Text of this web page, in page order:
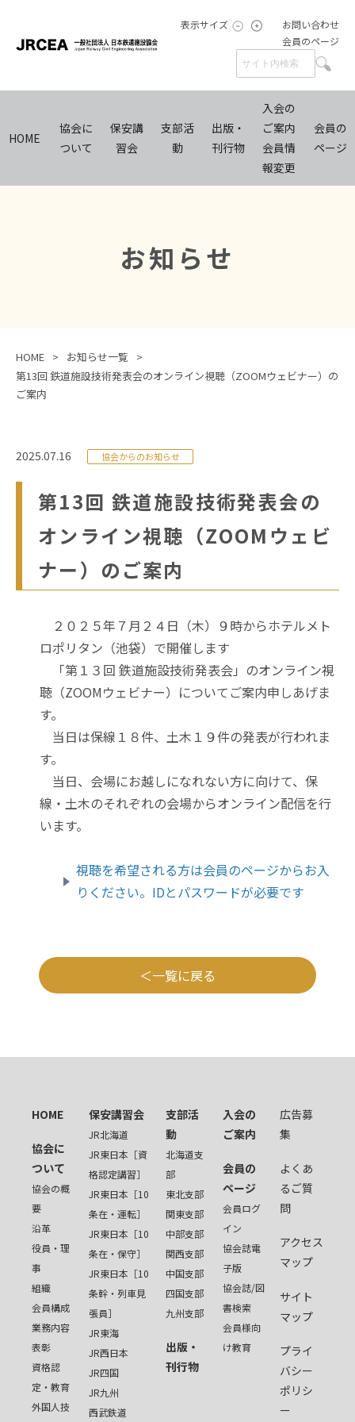
表示サイズ
お問い合わせ
会員のページ
HOME
協会に
ついて
保安講
習会
支部活
動
出版・
刊行物
入会の
ご案内
会員情
報変更
会員の
ページ
お知らせ
HOME
お知らせ一覧
第13回 鉄道施設技術発表会のオンライン視聴（ZOOMウェビナー）の
ご案内
2025.07.16 協会からのお知らせ
第13回 鉄道施設技術発表会の
オンライン視聴（ZOOMウェビ
ナー）のご案内
２０２５年７月２４日（木）９時からホテルメト
ロポリタン（池袋）で開催します
「第１３回 鉄道施設技術発表会」のオンライン視
聴（ZOOMウェビナー）についてご案内申しあげま
す。
当日は保線１８件、土木１９件の発表が行われま
す。
当日、会場にお越しになれない方に向けて、保
線・土木のそれぞれの会場からオンライン配信を行
います。
視聴を希望される方は会員のページからお入
りください。IDとパスワードが必要です
一覧に戻る
HOME
協会に
ついて
協会の概
要
沿革
役員・理
事
組織
会員構成
業務内容
表彰
資格認
定・教育
外国人技
保安講習会
JR北海道
JR東日本［資
格認定講習］
JR東日本［10
条在・運転］
JR東日本［10
条在・保守］
JR東日本［10
条幹・列車見
張員］
JR東海
JR西日本
JR四国
JR九州
西武鉄道
支部活
動
北海道支
部
東北支部
関東支部
中部支部
関西支部
中国支部
四国支部
九州支部
出版・
刊行物
入会の
ご案内
会員の
ページ
会員ログ
イン
協会誌電
子版
協会誌/図
書検索
会員様向
け教育
広告募
集
よくあ
るご質
問
アクセス
マップ
サイト
マップ
プライ
バシー
ポリシ
ー